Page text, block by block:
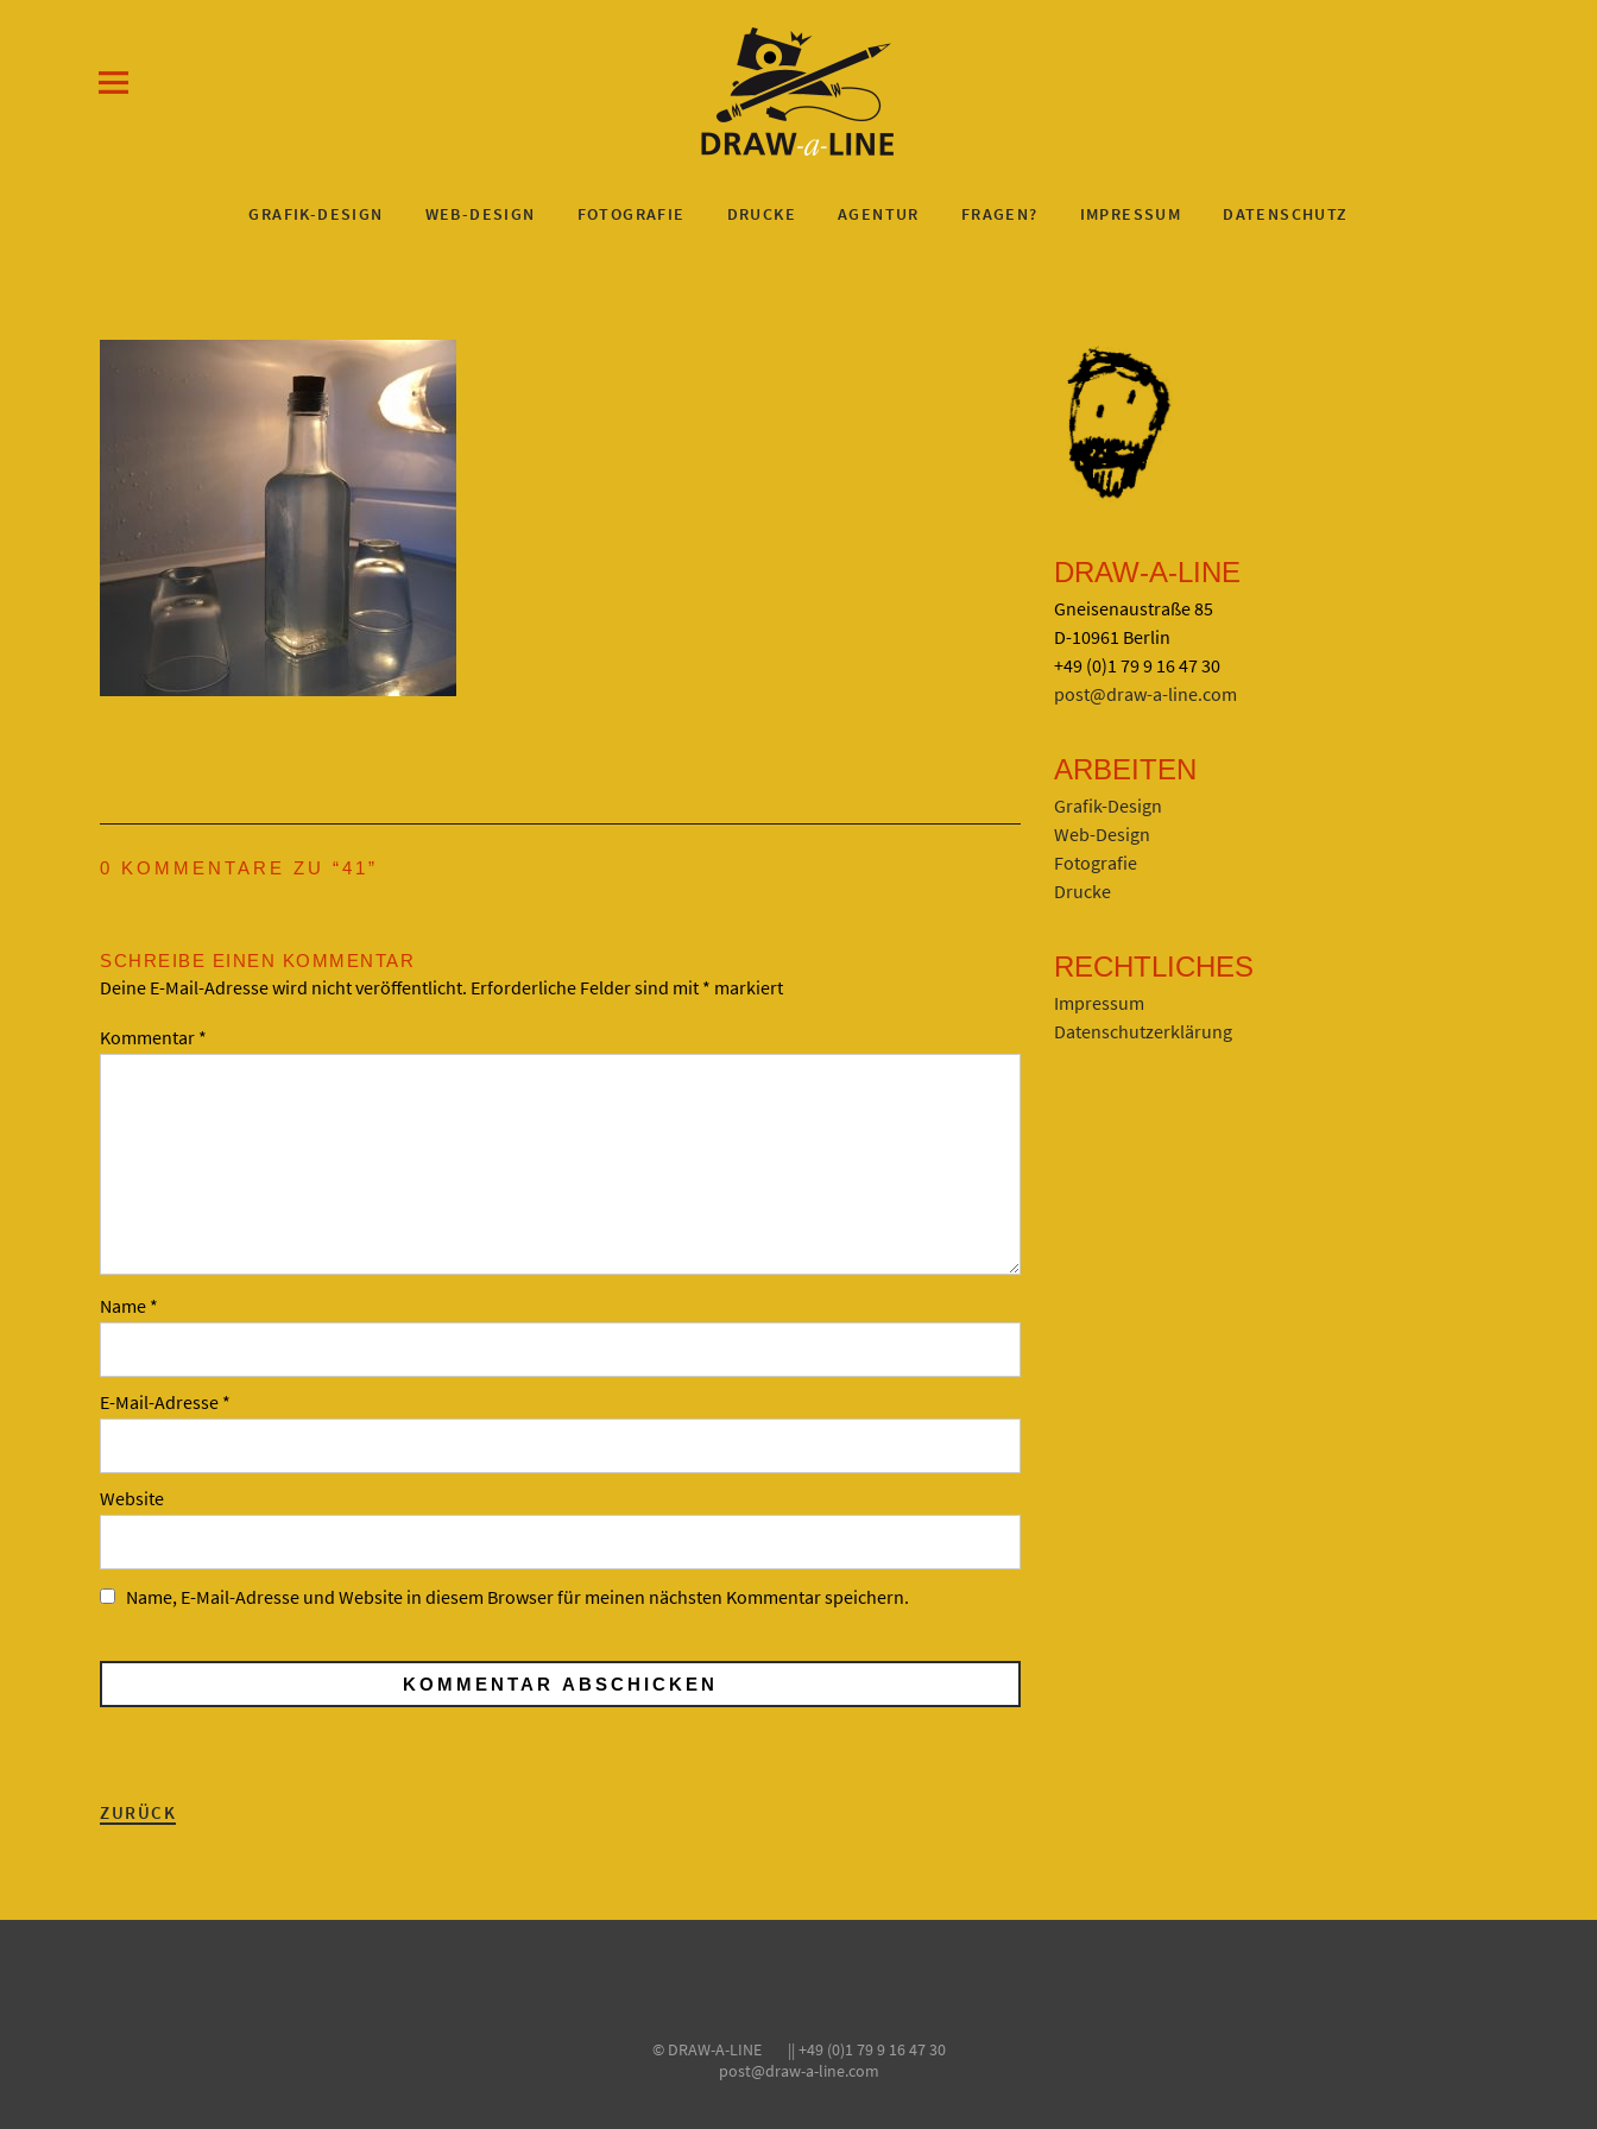
GRAFIK-DESIGN WEB-DESIGN FOTOGRAFIE DRUCKE AGENTUR FRAGEN? IMPRESSUM DATENSCHUTZ
0 KOMMENTARE ZU “41 ”
SCHREIBE EINEN KOMMENTAR
Deine E-Mail-Adresse wird nicht veröffentlicht. Erforderliche Felder sind mit * markiert
Kommentar *
Name *
E-Mail-Adresse *
Website
Name, E-Mail-Adresse und Website in diesem Browser für meinen nächsten Kommentar speichern.
ZURÜCK
DRAW-A-LINE
Gneisenaustraße 85
D-10961 Berlin
+49 (0)1 79 9 16 47 30
post@draw-a-line.com
ARBEITEN
Grafik-Design
Web-Design
Fotografie
Drucke
RECHTLICHES
Impressum
Datenschutzerklärung
© DRAW-A-LINE || +49 (0)1 79 9 16 47 30
post@draw-a-line.com